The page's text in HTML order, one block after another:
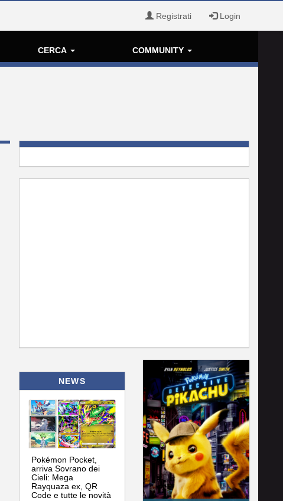
Registrati Login
CERCA COMMUNITY
NEWS
Pokémon Pocket,
arriva Sovrano dei
Cieli: Mega
Rayquaza ex, QR
Code e tutte le novità